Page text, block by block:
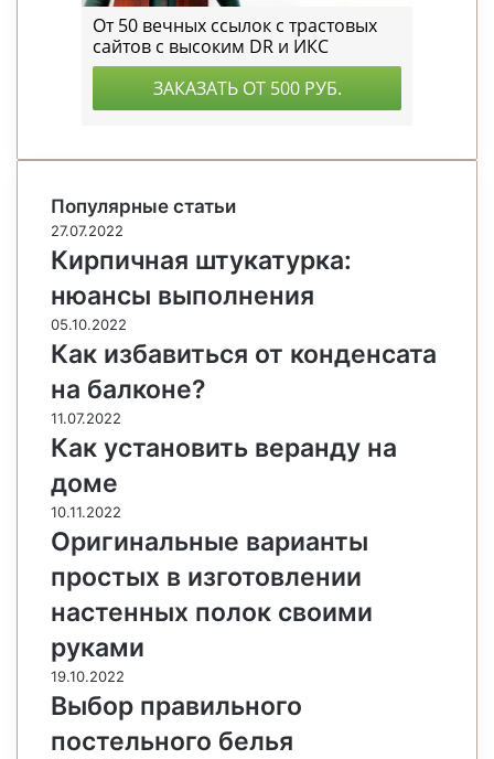
Популярные статьи
27.07.2022
Кирпичная штукатурка:
нюансы выполнения
05.10.2022
Как избавиться от конденсата
на балконе?
11.07.2022
Как установить веранду на
доме
10.11.2022
Оригинальные варианты
простых в изготовлении
настенных полок своими
руками
19.10.2022
Выбор правильного
постельного белья